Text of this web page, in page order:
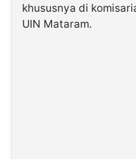
khususnya di
UIN Mataram.